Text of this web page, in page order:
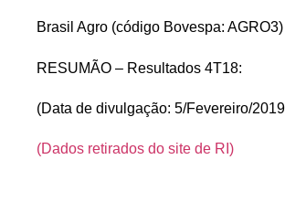
Brasil Agro (código Bovespa: AGRO3)
RESUMÃO – Resultados 4T18:
(Data de divulgação: 5/Fevereiro/
(Dados retirados do site de RI)